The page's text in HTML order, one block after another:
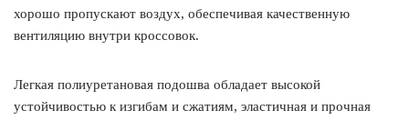
хорошо пропускают воздух, обеспечивая качественную
вентиляцию внутри кроссовок.
Легкая полиуретановая подошва обладает высокой
устойчивостью к изгибам и сжатиям, эластичная и прочная